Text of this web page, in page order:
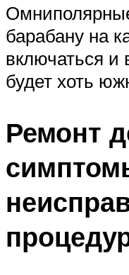
барабану на
включаться и
будет хоть
Ремонт